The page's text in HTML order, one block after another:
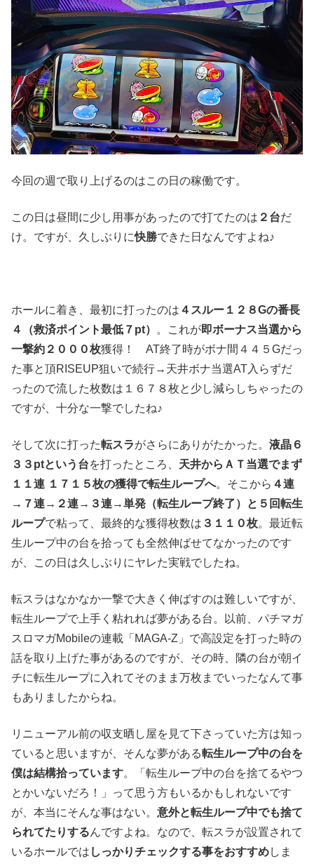
今回の週で取り上げるのはこの日の稼働です。
この日は昼間に少し用事があったので打てたのは ２台だ
け。ですが、久しぶりに快勝できた日なんですよね♪
ホールに着き、最初に打ったのは ４スルー１２８Gの番長
４（救済ポイント最低７pt）
。これが即ボーナス当選から
一撃約２０００枚獲得！ AT終了時がボナ間４４５Gだっ
た事と頂RISEUP狙いで続行→天井ボナ当選AT入らずだ
ったので流した枚数は１６７８枚と少し減らしちゃったの
ですが、十分な一撃でしたね♪
そして次に打った転スラがさらにありがたかった。 液晶６
３３ptという台を打ったところ、 天井からＡＴ当選でまず
１１連 １７１５枚の獲得で転生ループへ。そこから ４連
→７連→２連→３連→単発（転生ループ終了）と５回転生
ループで粘って、最終的な獲得枚数は ３１１０枚。最近転
生ループ中の台を拾っても全然伸ばせてなかったのです
が、この日は久しぶりにヤレた実戦でしたね。
転スラはなかなか一撃で大きく伸ばすのは難しいですが、
転生ループで上手く粘れれば夢がある台。以前、パチマガ
スロマガMobileの連載「MAGA-Z」で高設定を打った時の
話を取り上げた事があるのですが、その時、隣の台が朝イ
チに転生ループに入れてそのまま万枚までいったなんて事
もありましたからね。
リニューアル前の収支晒し屋を見て下さっていた方は知っ
ていると思いますが、そんな夢がある転生ループ中の台を
僕は結構拾っています。「転生ループ中の台を捨てるやつ
とかいないだろ！」って思う方もいるかもしれないです
が、本当にそんな事はない。 意外と転生ループ中でも捨て
られてたりするんですよね。なので、転スラが設置されて
いるホールでは しっかりチェックする事をおすすめしま